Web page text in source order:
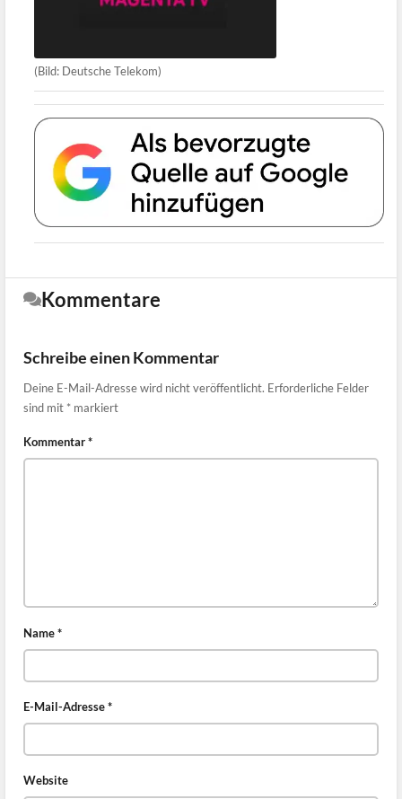
(Bild: Deutsche Telekom)
Kommentare
Schreibe einen Kommentar
Deine E-Mail-Adresse wird nicht veröffentlicht. Erforderliche Felder
sind mit * markiert
Kommentar*
Name*
E-Mail-Adresse*
Website